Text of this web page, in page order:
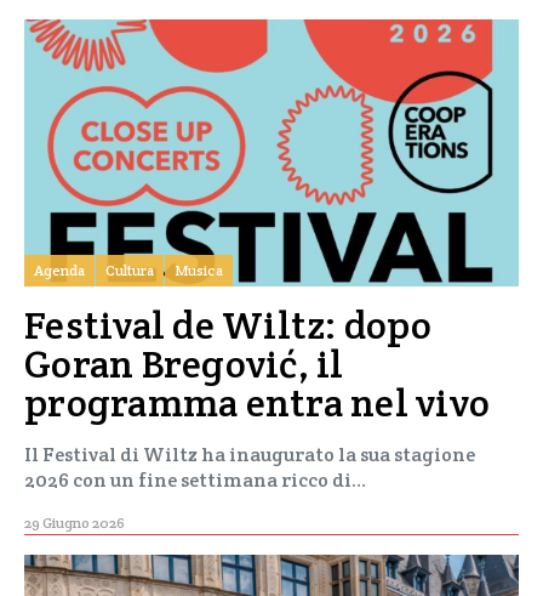
Agenda Cultura Musica
Festival de Wiltz: dopo
Goran Bregović, il
programma entra nel vivo
Il Festival di Wiltz ha inaugurato la sua stagione
2026 con un fine settimana ricco di…
29 Giugno 2026